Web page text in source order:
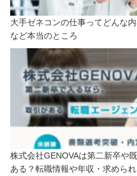
大手ゼネコンの仕事ってどんな
など本当のところ
株式会社GENOVAは第二新卒や
ある？転職情報や年収・求めら